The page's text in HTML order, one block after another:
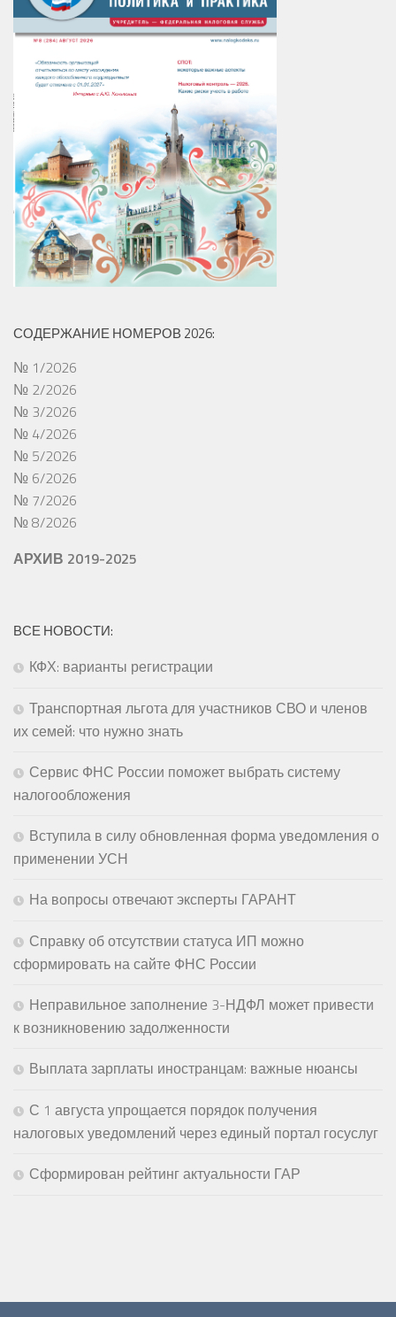
СОДЕРЖАНИЕ НОМЕРОВ 2026:
№ 1/2026
№ 2/2026
№ 3/2026
№ 4/2026
№ 5/2026
№ 6/2026
№ 7/2026
№ 8/2026
АРХИВ 2019-2025
ВСЕ НОВОСТИ:
КФХ: варианты регистрации
Транспортная льгота для участников СВО и членов
их семей: что нужно знать
Сервис ФНС России поможет выбрать систему
налогообложения
Вступила в силу обновленная форма уведомления о
применении УСН
На вопросы отвечают эксперты ГАРАНТ
Справку об отсутствии статуса ИП можно
сформировать на сайте ФНС России
Неправильное заполнение 3-НДФЛ может привести
к возникновению задолженности
Выплата зарплаты иностранцам: важные нюансы
С 1 августа упрощается порядок получения
налоговых уведомлений через единый портал госуслуг
Сформирован рейтинг актуальности ГАР